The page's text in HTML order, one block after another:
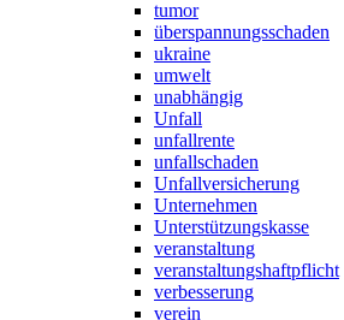
tumor
überspannungsschaden
ukraine
umwelt
unabhängig
Unfall
unfallrente
unfallschaden
Unfallversicherung
Unternehmen
Unterstützungskasse
veranstaltung
veranstaltungshaftpflicht
verbesserung
verein